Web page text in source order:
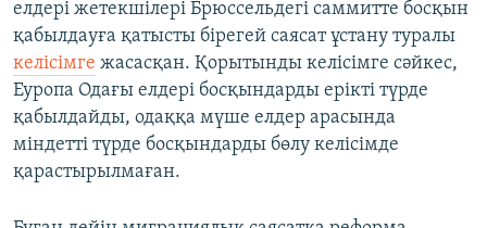
елдері жетекшілері Брюссельдегі саммитте босқын
қабылдауға қатысты бірегей саясат ұстану туралы
келісімге жасасқан. Қорытынды келісімге сәйкес,
Еуропа Одағы елдері босқындарды ерікті түрде
қабылдайды, одаққа мүше елдер арасында
міндетті түрде босқындарды бөлу келісімде
қарастырылмаған.